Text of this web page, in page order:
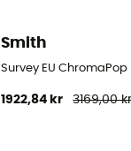
Smith
Survey EU
1922,84 kr 3169,00